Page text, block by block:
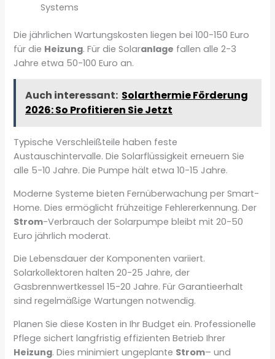
Systems
Die jährlichen Wartungskosten liegen bei 100-150 Euro
für die Heizung. Für die Solaranlage fallen alle 2-3
Jahre etwa 50-100 Euro an.
Auch interessant: Solarthermie Förderung
2026: So Profitieren Sie Jetzt
Typische Verschleißteile haben feste
Austauschintervalle. Die Solarflüssigkeit erneuern Sie
alle 5-10 Jahre. Die Pumpe hält etwa 10-15 Jahre.
Moderne Systeme bieten Fernüberwachung per Smart-
Home. Dies ermöglicht frühzeitige Fehlererkennung. Der
Strom-Verbrauch der Solarpumpe bleibt mit 20-50
Euro jährlich moderat.
Die Lebensdauer der Komponenten variiert.
Solarkollektoren halten 20-25 Jahre, der
Gasbrennwertkessel 15-20 Jahre. Für Garantieerhalt
sind regelmäßige Wartungen notwendig.
Planen Sie diese Kosten in Ihr Budget ein. Professionelle
Pflege sichert langfristig effizienten Betrieb Ihrer
Heizung. Dies minimiert ungeplante Strom– und